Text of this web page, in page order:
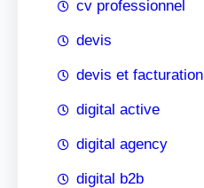
cv professionnel
devis
devis et facturation
digital active
digital agency
digital b2b